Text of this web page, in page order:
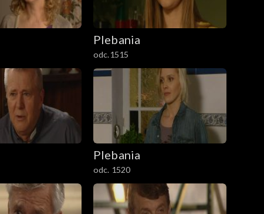
Plebania
odc.1515
Plebania
odc. 1520